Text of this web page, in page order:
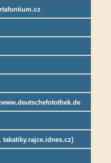
takatiky.rajce.idnes.cz)